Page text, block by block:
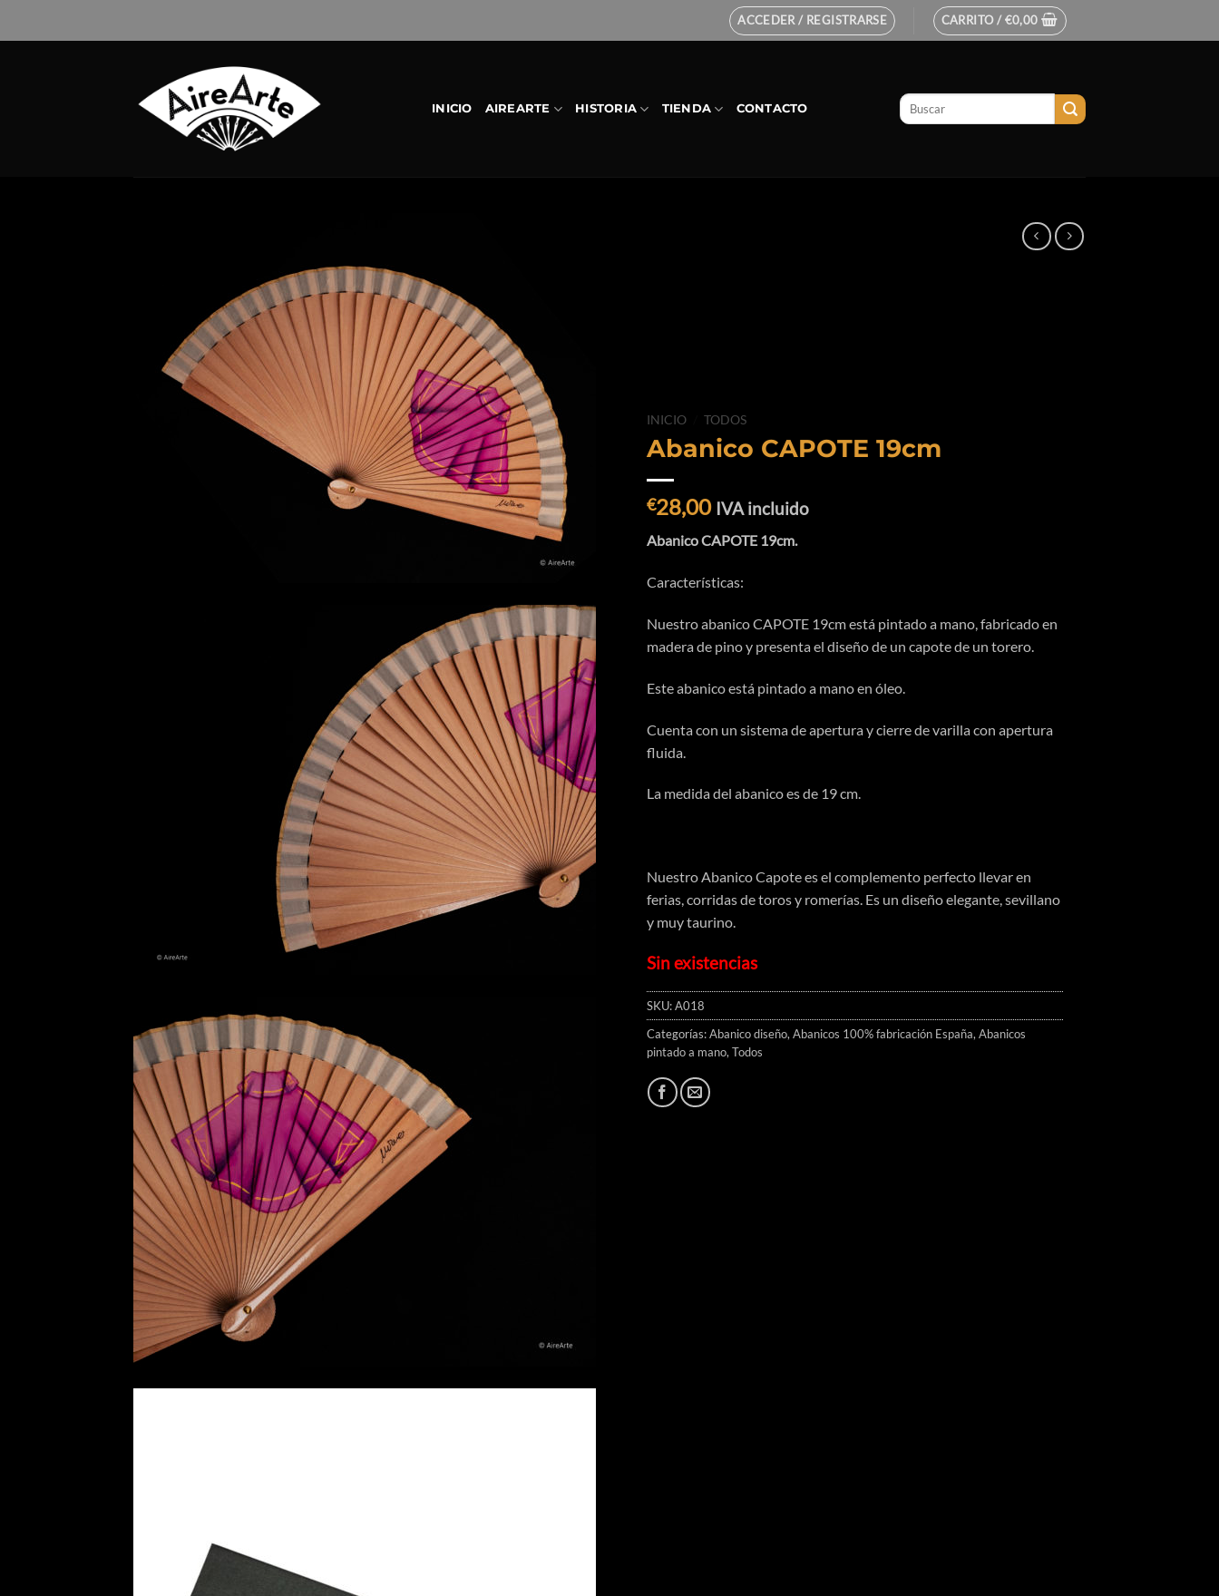
ACCEDER / REGISTRARSE CARRITO /€0,00
INICIO AIREARTE HISTORIA TIENDA CONTACTO
INICIO TODOS
Abanico CAPOTE 19cm
€28,00 IVA incluido
Abanico CAPOTE 19cm.
Características:
Nuestro abanico CAPOTE 19cm está pintado a mano, fabricado en
madera de pino y presenta el diseño de un capote de un torero.
Este abanico está pintado a mano en óleo.
Cuenta con un sistema de apertura y cierre de varilla con apertura
fluida.
La medida del abanico es de 19 cm.
Nuestro Abanico Capote es el complemento perfecto llevar en
ferias, corridas de toros y romerías. Es un diseño elegante, sevillano
y muy taurino.
Sin existencias
SKU:A018
Categorías:Abanico diseño, Abanicos 100% fabricación España, Abanicos
pintado a mano, Todos